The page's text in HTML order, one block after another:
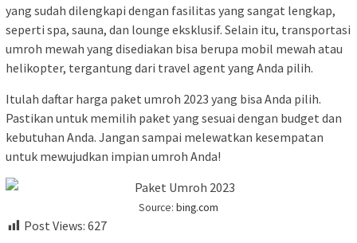
yang sudah dilengkapi dengan fasilitas yang sangat lengkap,
seperti spa, sauna, dan lounge eksklusif. Selain itu, transportasi
umroh mewah yang disediakan bisa berupa mobil mewah atau
helikopter, tergantung dari travel agent yang Anda pilih.
Itulah daftar harga paket umroh 2023 yang bisa Anda pilih.
Pastikan untuk memilih paket yang sesuai dengan budget dan
kebutuhan Anda. Jangan sampai melewatkan kesempatan
untuk mewujudkan impian umroh Anda!
Source: bing.com
Post Views: 627